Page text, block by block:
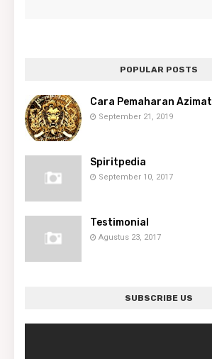
POPULAR POSTS
Cara Pemaharan Azimat
September 21, 2019
Spiritpedia
September 10, 2017
Testimonial
Agustus 23, 2017
SUBSCRIBE US